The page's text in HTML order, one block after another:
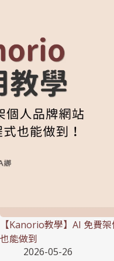
【Kanorio教學】AI 免費
也能做到
2026-05-26